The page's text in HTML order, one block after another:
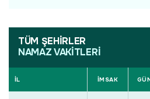
TÜM ŞEHİRLER
NAMAZ VAKİTLERİ
İL İMSAK